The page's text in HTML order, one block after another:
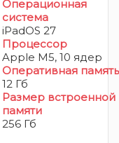
Операционная
система
iPadOS 27
Процессор
Apple M5, 10 ядер
Оперативная память
12 Гб
Размер встроенной
памяти
256 Гб